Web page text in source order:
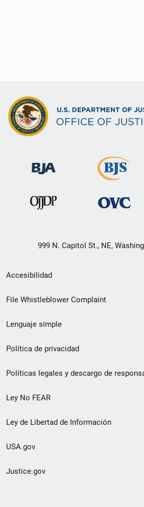
999 N. Capitol St., NE,
Menú
de
de
pie
de
página
Accesibilidad
File Whistleblower Complaint
Lenguaje simple
Política de privacidad
Políticas legales y descargo de
Ley No FEAR
Ley de Libertad de Información
USA.gov
Justice.gov